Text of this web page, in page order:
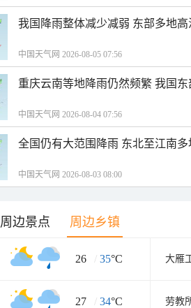
我国降雨整体减少减弱 东部多地
中国天气网 2026-08-05 07:56
重庆云南等地降雨仍然频繁 我国
中国天气网 2026-08-04 07:56
全国仍有大范围降雨 东北至江南
中国天气网 2026-08-03 08:00
周边景点 周边乡镇
26 / 35°C 大雁
27 / 34°C 劳教